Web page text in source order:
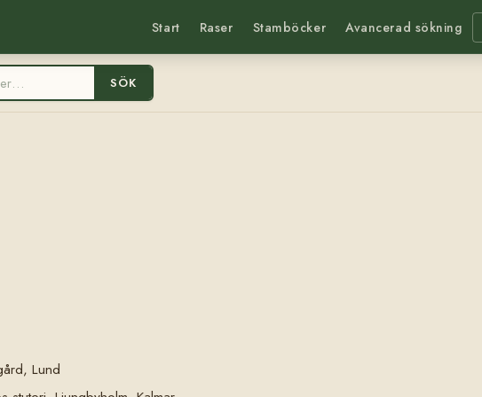
Start Raser Stamböcker Avancerad sökning
SÖK
Lund